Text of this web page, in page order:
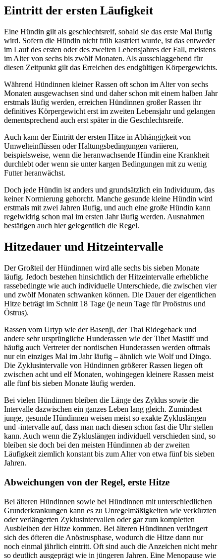
Eintritt der ersten Läufigkeit
Eine Hündin gilt als geschlechtsreif, sobald sie das erste Mal läufig
wird. Sofern die Hündin nicht früh kastriert wurde, ist das entweder
im Lauf des ersten oder des zweiten Lebensjahres der Fall, meistens
im Alter von sechs bis zwölf Monaten. Als ausschlaggebend für
diesen Zeitpunkt gilt das Erreichen des endgültigen Körpergewichts.
Während Hündinnen kleiner Rassen oft schon im Alter von sechs
Monaten ausgewachsen sind und daher schon mit einem halben Jahr
erstmals läufig werden, erreichen Hündinnen großer Rassen ihr
definitives Körpergewicht erst im zweiten Lebensjahr und gelangen
dementsprechend auch erst später in die Geschlechtsreife.
Auch kann der Eintritt der ersten Hitze in Abhängigkeit von
Umwelteinflüssen oder Haltungsbedingungen variieren,
beispielsweise, wenn die heranwachsende Hündin eine Krankheit
durchlebt oder wenn sie unter kargen Bedingungen mit zu wenig
Futter heranwächst.
Doch jede Hündin ist anders und grundsätzlich ein Individuum, das
keiner Normierung gehorcht. Manche gesunde kleine Hündin wird
erstmals mit zwei Jahren läufig, und auch eine große Hündin kann
regelwidrig schon mal im ersten Jahr läufig werden. Ausnahmen
bestätigen auch hier gelegentlich die Regel.
Hitzedauer und Hitzeintervalle
Der Großteil der Hündinnen wird alle sechs bis sieben Monate
läufig. Jedoch bestehen hinsichtlich der Hitzeintervalle erhebliche
rassebedingte wie auch individuelle Unterschiede, die zwischen vier
und zwölf Monaten schwanken können. Die Dauer der eigentlichen
Hitze beträgt im Schnitt 18 Tage (je neun Tage für Proöstrus und
Östrus).
Rassen vom Urtyp wie der Basenji, der Thai Ridegeback und
andere sehr ursprüngliche Hunderassen wie der Tibet Mastiff und
häufig auch Vertreter der nordischen Hunderassen werden oftmals
nur ein einziges Mal im Jahr läufig – ähnlich wie Wolf und Dingo.
Die Zyklusintervalle von Hündinnen größerer Rassen liegen oft
zwischen acht und elf Monaten, wohingegen kleinere Rassen meist
alle fünf bis sieben Monate läufig werden.
Bei vielen Hündinnen bleiben die Länge des Zyklus sowie die
Intervalle dazwischen ein ganzes Leben lang gleich. Zumindest
junge, gesunde Hündinnen weisen meist so exakte Zykluslängen
und -intervalle auf, dass man nach diesen schon fast die Uhr stellen
kann. Auch wenn die Zykluslängen individuell verschieden sind, so
bleiben sie doch bei den meisten Hündinnen ab der zweiten
Läufigkeit ziemlich konstant bis zum Alter von etwa fünf bis sieben
Jahren.
Abweichungen von der Regel, erste Hitze
Bei älteren Hündinnen sowie bei Hündinnen mit unterschiedlichen
Grunderkrankungen kann es zu Unregelmäßigkeiten wie verkürzten
oder verlängerten Zyklusintervallen oder gar zum kompletten
Ausbleiben der Hitze kommen. Bei älteren Hündinnen verlängert
sich des öfteren die Anöstrusphase, wodurch die Hitze dann nur
noch einmal jährlich eintritt. Oft sind auch die Anzeichen nicht mehr
so deutlich ausgeprägt wie in jüngeren Jahren. Eine Menopause wie